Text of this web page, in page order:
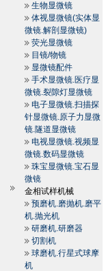
生物显微镜
体视显微镜(实体显
微镜.解剖显微镜)
荧光显微镜
目镜/物镜
显微镜配件
手术显微镜.医疗显
微镜.裂隙灯显微镜
电子显微镜.扫描探
针显微镜.原子力显微
镜.隧道显微镜
电视显微镜.视频显
微镜.数码显微镜
珠宝显微镜.宝石显
微镜
金相试样机械
预磨机.磨抛机.磨平
机.抛光机
研磨机.研磨器
切割机
球磨机.行星式球摩
机